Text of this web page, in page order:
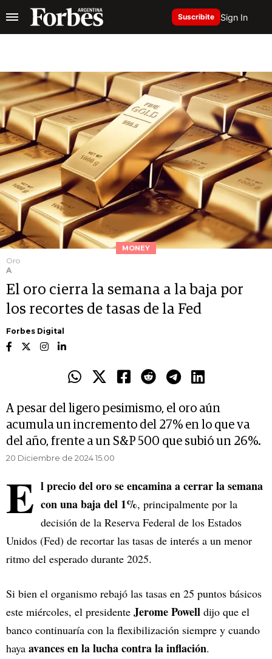
Suscribite Sign In
MONEY
Oro
A
El oro cierra la semana a la baja por
los recortes de tasas de la Fed
Forbes Digital
A pesar del ligero pesimismo, el oro aún
acumula un incremento del 27% en lo que va
del año, frente a un S&P 500 que subió un 26%.
20 Diciembre de 2024 15.00
E l precio del oro se encamina a cerrar la semana
con una baja del 1%, principalmente por la
decisión de la Reserva Federal de los Estados
Unidos (Fed) de recortar las tasas de interés a un menor
ritmo del esperado durante 2025.
Si bien el organismo rebajó las tasas en 25 puntos básicos
este miércoles, el presidente Jerome Powell dijo que el
banco continuaría con la flexibilización siempre y cuando
haya avances en la lucha contra la inflación.